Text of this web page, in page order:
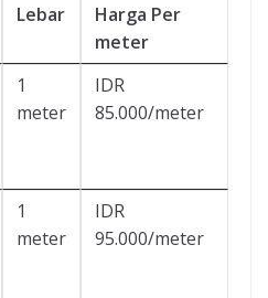
Lebar
Harga Per
meter
1
meter
IDR
85.000/meter
1
meter
IDR
95.000/meter